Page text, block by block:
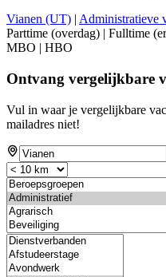
Vianen (UT) | Administratieve
Parttime (overdag) | Fulltime
MBO | HBO
Ontvang vergelijkbare
Vul in waar je vergelijkbare
mailadres niet!